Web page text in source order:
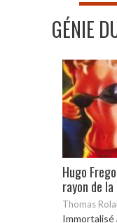
GÉNIE
Hugo
rayon de
Thomas
Immortalisé